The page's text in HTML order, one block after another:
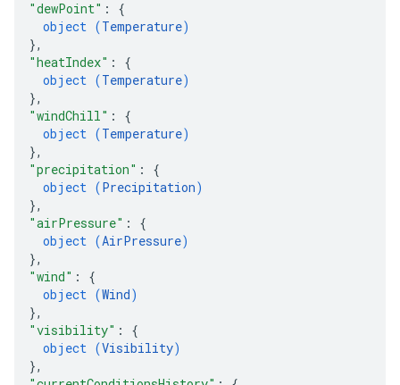
"dewPoint" : {
object (Temperature)
},
"heatIndex" : {
object (Temperature)
},
"windChill" : {
object (Temperature)
},
"precipitation" : {
object (Precipitation)
},
"airPressure" : {
object (AirPressure)
},
"wind" : {
object (Wind)
},
"visibility" : {
object (Visibility)
},